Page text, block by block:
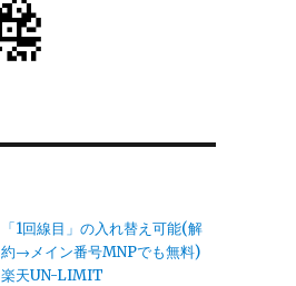
「1回線目」の入れ替え可能(解
約→メイン番号MNPでも無料)
楽天UN-LIMIT